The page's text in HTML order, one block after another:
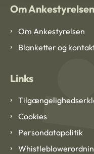
Om Ankestyrelsen
Om Ankestyrelsen
Blanketter og
Links
Cookies
Persondatapolitik